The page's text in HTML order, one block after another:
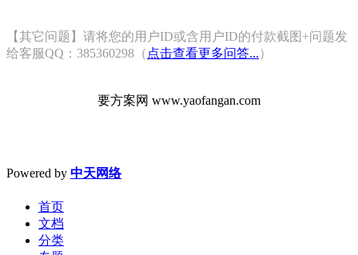
【其它问题】请将您的用户ID或含用户ID的付款截图+问题发
给客服QQ：385360298（ 点击查看更多问答...）
要方案网 www.yaofangan.com
Powered by 中天网络
首页
文档
分类